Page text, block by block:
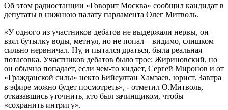
Об этом радиостанции «Говорит Москва» сообщил кандидат в
депутаты в нижнюю палату парламента Олег Митволь.
«У одного из участников дебатов не выдержали нервы, он
взял бутылку воды, метнул, но не попал – видимо, слишком
сильно нервничал. Ну, и пытался драться, была реальная
потасовка. Участников дебатов было трое: Жириновский, но
он обычно попадает, если чем-то кидает, Сергей Миронов и от
«Гражданской силы» некто Бийсултан Хамзаев, юрист. Завтра
в эфире можно будет посмотреть», - отметил О.Митволь,
отказавшись уточнить, кто был зачинщиком, чтобы
«сохранить интригу».